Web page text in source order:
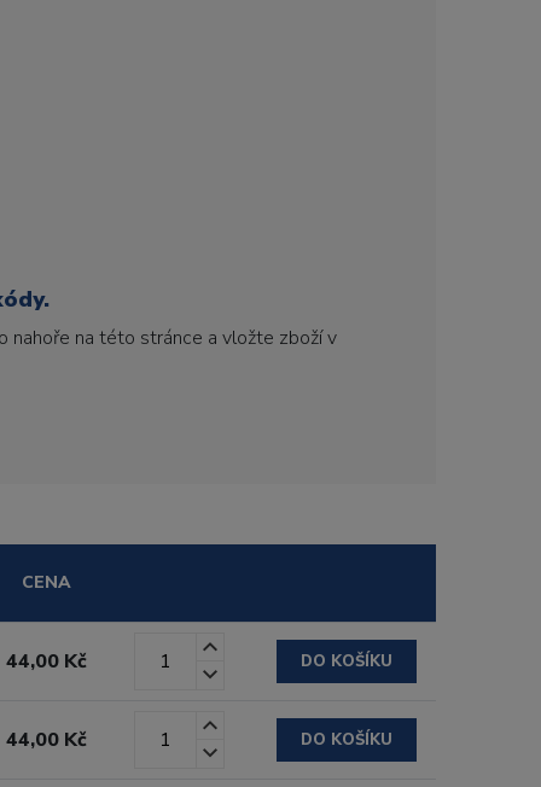
nahoře na této stránce a vložte zboží v
CENA
44,00 Kč DO KOŠÍKU
44,00 Kč DO KOŠÍKU